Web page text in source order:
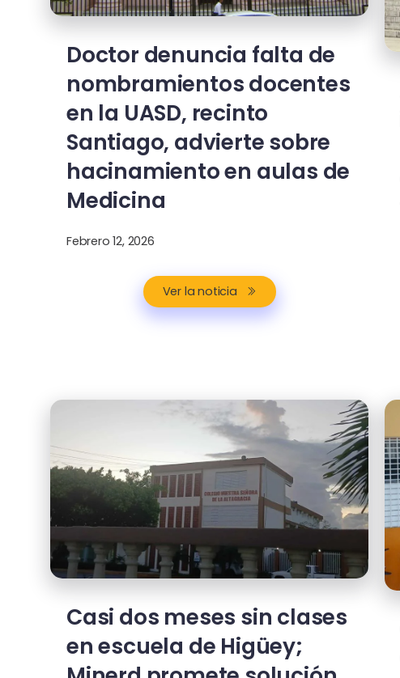
Doctor denuncia falta de
nombramientos docentes
en la UASD, recinto
Santiago, advierte sobre
hacinamiento en aulas de
Medicina
Febrero 12, 2026
Ver la noticia
Casi dos meses sin clases
en escuela de Higüey;